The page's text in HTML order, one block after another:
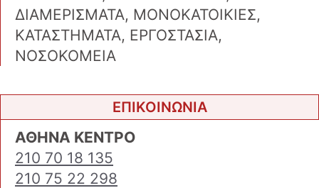
ΔΙΑΜΕΡΙΣΜΑΤΑ, ΜΟΝΟΚΑΤΟΙΚΙΕΣ,
ΚΑΤΑΣΤΗΜΑΤΑ, ΕΡΓΟΣΤΑΣΙΑ,
ΝΟΣΟΚΟΜΕΙΑ
ΕΠΙΚΟΙΝΩΝΙΑ
ΑΘΗΝΑ ΚΕΝΤΡΟ
210 70 18 135
210 75 22 298